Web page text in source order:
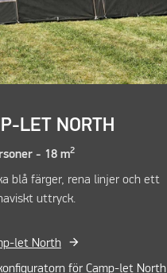
LET NORTH
- 18 m2
blå färger, rena linjer och ett
uttryck.
let North
för Camp-let North